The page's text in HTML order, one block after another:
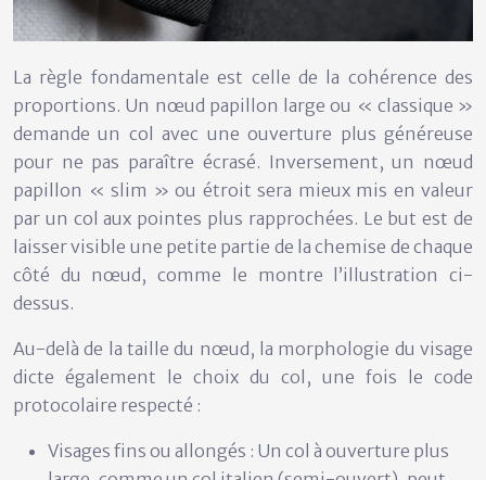
La règle fondamentale est celle de la cohérence des
proportions. Un nœud papillon large ou « classique »
demande un col avec une ouverture plus généreuse
pour ne pas paraître écrasé. Inversement, un nœud
papillon « slim » ou étroit sera mieux mis en valeur
par un col aux pointes plus rapprochées. Le but est de
laisser visible une petite partie de la chemise de chaque
côté du nœud, comme le montre l’illustration ci-
dessus.
Au-delà de la taille du nœud, la morphologie du visage
dicte également le choix du col, une fois le code
protocolaire respecté :
Visages fins ou allongés : Un col à ouverture plus